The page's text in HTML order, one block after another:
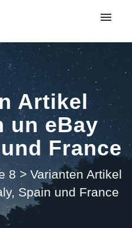
Artikel
un eBay
France
8 > Varianten Artikel
Spain und France